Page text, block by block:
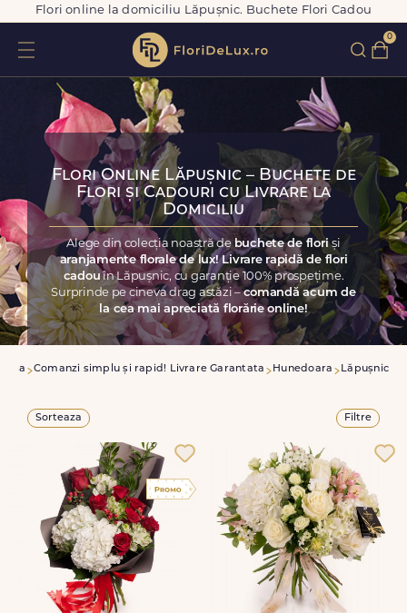
Flori online la domiciliu Lăpușnic. Buchete Flori Cadou
0
Flori Online Lăpușnic – Buchete de
Flori și Cadouri cu Livrare la
Domiciliu
Alege din colecția noastră de buchete de floriși
aranjamente florale de lux! Livrare rapidă de flori
cadouîn Lăpușnic, cu garanție 100% prospețime.
Surprinde pe cineva drag astăzi –comandă acum de
la cea mai apreciată florărie online!
Comanzi simplu și rapid! Livrare Garantata Hunedoara Lăpușnic
Sorteaza Filtre